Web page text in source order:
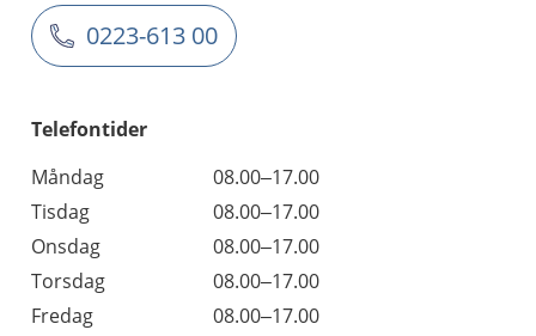
0223-613 00
Telefontider
Måndag
08.00–17.00
Tisdag
08.00–17.00
Onsdag
08.00–17.00
Torsdag
08.00–17.00
Fredag
08.00–17.00